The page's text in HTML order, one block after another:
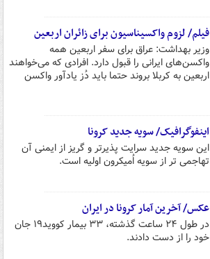
فیلم/ لزوم واکسیناسیون برای زائران اربعین
وزیر بهداشت: عراق برای سفر اربعین همه
واکسن‌های ایرانی را قبول دارد. افرادی که می‌خواهند
اربعین به کربلا بروند حتما باید دُز یادآور واکسن
اینفوگرافیک/ سویه جدید کرونا
این سویه جدید سرایت پذیرتر و گریز از ایمنی آن
تهاجمی تر از سویه اُمیکرون اولیه است.
عکس/ آخرین آمار کرونا در ایران
در طول ۲۴ ساعت گذشته، ۳۳ بیمار کووید۱۹ جان
خود را از دست دادند.